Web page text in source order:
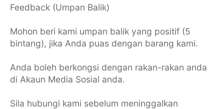
Feedback (Umpan Balik)
Mohon beri kami umpan balik yang positif (5
bintang), jika Anda puas dengan barang kami.
Anda boleh berkongsi dengan rakan-rakan anda
di Akaun Media Sosial anda.
Sila hubungi kami sebelum meninggalkan